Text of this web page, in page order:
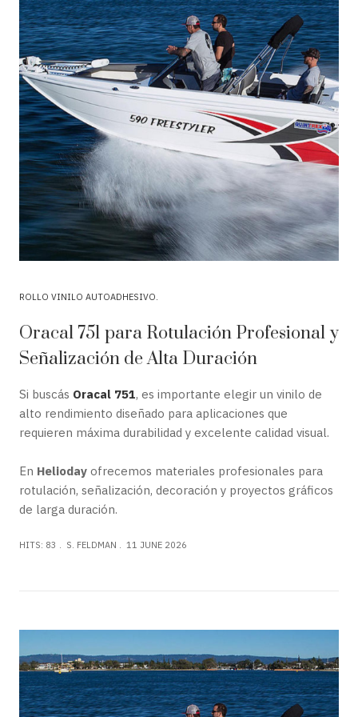
ROLLO VINILO AUTOADHESIVO
Oracal 751 para Rotulación Profesional y
Señalización de Alta Duración
Si buscás Oracal 751, es importante elegir un vinilo de
alto rendimiento diseñado para aplicaciones que
requieren máxima durabilidad y excelente calidad visual.
En Helioday ofrecemos materiales profesionales para
rotulación, señalización, decoración y proyectos gráficos
de larga duración.
HITS: 83 S. FELDMAN 11 JUNE 2026